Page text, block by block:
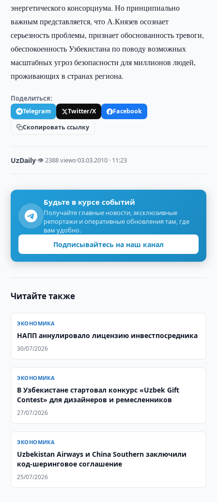
энергетического консорциума. Но принципиально
важным представляется, что А.Князев осознает
серьезность проблемы, признает обоснованность тревоги,
обеспокоенность Узбекистана по поводу возможных
масштабных угроз безопасности для миллионов людей,
проживающих в странах региона.
Поделиться:
Telegram Twitter/X
Facebook
Скопировать ссылку
UzDaily·👁 2388 views·03.03.2010 · 11:23
Будьте в курсе событий
Получайте главные новости, эксклюзивные
репортажи и оперативные обновления там, где
вам удобно.
Подписывайтесь на наш канал
Читайте также
ЭКОНОМИКА
НАПП аннулировало лицензию инвестпосредника
30/07/2026
ЭКОНОМИКА
В Узбекистане стартовал конкурс «Uzbek Gift
Contest» для дизайнеров и ремесленников
27/07/2026
ЭКОНОМИКА
Uzbekistan Airways и China Southern заключили
код-шеринговое соглашение
25/07/2026